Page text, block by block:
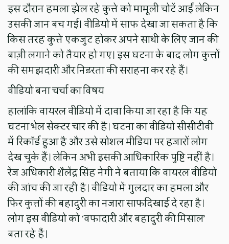
इस दौरान हमला झेल रहे कुत्ते को मामूली चोटें आईं लेकिन
उसकी जान बच गई। वीडियो में साफ देखा जा सकता है कि
किस तरह कुत्ते एकजुट होकर अपने साथी के लिए जान की
बाज़ी लगाने को तैयार हो गए। इस घटना के बाद लोग कुत्तों
की समझदारी और निडरता की सराहना कर रहे हैं।
वीडियो बना चर्चा का विषय
हालांकि वायरल वीडियो में दावा किया जा रहा है कि यह
घटना भेल सेक्टर चार की है। घटना का वीडियो सीसीटीवी
में रिकॉर्ड हुआ है और उसे सोशल मीडिया पर हजारों लोग
देख चुके हैं। लेकिन अभी इसकी आधिकारिक पुष्टि नहीं है।
रेंज अधिकारी शैलेंद्र सिंह नेगी ने बताया कि वायरल वीडियो
की जांच की जा रही है। वीडियो में गुलदार का हमला और
फिर कुत्तों की बहादुरी का नजारा साफदिखाई दे रहा है।
लोग इस वीडियो को ‘वफादारी और बहादुरी की मिसाल’
बता रहे हैं।